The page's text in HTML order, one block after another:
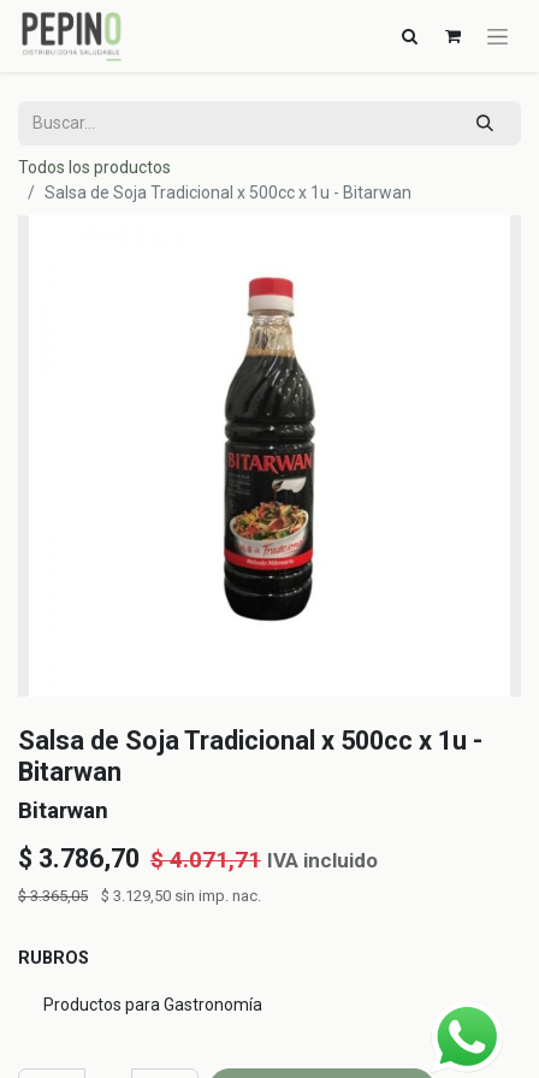
Todos los productos
Salsa de Soja Tradicional x 500cc x 1u - Bitarwan
Salsa de Soja Tradicional x 500cc x 1u -
Bitarwan
Bitarwan
$ 3.786,70 $4.071,71 IVA incluido
$3.365,05 $ 3.129,50 sin imp. nac.
RUBROS
Productos para Gastronomía